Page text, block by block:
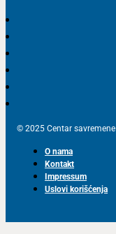
© 2025 Centar
O nama
Kontakt
Impressum
Uslovi korišćenja